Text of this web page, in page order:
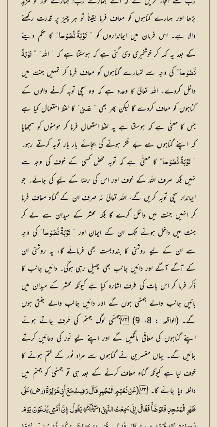
بڑھا اور ہمارے گناہوں کو معاف فرما یقیناً تو ہر چیز پر قدرت رکھنے
والا ہے۔ اس فرمان میں ایمانداروں کو ”تَوْبَۃً نَّصُوْحا“ کا حکم دینے
کے بعد یہ کہہ کر خوشخبری دی گئی ہے کہ ہوسکتا ہے کہ ” اللہ“ ” تَوْبَۃً
نَّصُوْحا“ کی وجہ سے تمہارے گناہوں کو معاف فرما کر تمہیں جنت میں
داخل کردے۔ اللہ تعالیٰ کا وعدہ ہے کہ وہ سچی توبہ کرنے والوں کے
گناہوں کو معاف کردے گا لیکن پھر بھی ”عَسیٰ“ کا لفظ استعمال کیا ہے
جس کا معنٰی ہے کہ ہوسکتا ہے یہ لفظ استعمال فرما کر مومنوں کو سمجھایا
کہ اپنے گناہوں سے بے فکر ہونے کی بجائے بار بار توبہ کرتے رہو۔
”تَوْبَۃً نَّصُوْحا“ کا معنٰی ہے کہ توبہ محض کسی کے خوف کی وجہ سے
نہیں بلکہ صرف اللہ کے خوف اور اس کی رضا کے لیے کی جائے۔ جو
ایماندار سچی توبہ کریں گے، اللہ تعالیٰ نہ صرف ان کے گناہ معاف فرما
کر انہیں جنت میں داخل کرے گا بلکہ محشر کے میدان سے لے کر
جنت میں داخل ہونے تک ان کے ایمان اور ” تَوْبَۃً نَّصُوْحا“ کی وجہ
سے ان کے لیے روشنی کا بندوبست بھی فرمائے گا، یہ روشنی ان
کے آگے آگے اور دائیں جانب بھی پھیل رہی ہوگی۔ دائیں جانب کا
ذکر فرما کر اس بات کی طرف اشارہ کیا ہے کیونکہ محشر کے میدان میں
بائیں جانب والے جہنمی ہوں گے اور دائیں جانب والے جنتی ہوں
گے۔ (الواقعہ : 8، 9) جہنمی لوگ جہنم کی طرف جاتے ہوئے
اپنے گناہوں کی معافی مانگیں گے اور اپنے لیے نور کی دعائیں کرتے
جائیں گے۔ یہاں مفسرین نے گناہوں سے مراد نور کے ختم ہونے کا
خوف لیا ہے کیونکہ گناہ معاف کرنے کے بعد ہی تو جہنمی کو جہنم میں
داخلہ دیا جائے گا۔ (عَنْ نُعَیْمٍ الْمُجْمِرِ قَالَ رَقِیتُ مَعَ أَبِی ہُرَیْرَۃَ (رض) عَلَی
ظَہْرِ الْمَسْجِدِ فَتَوَضَّأَ فَقَالَ إِنِّی سَمِعْتُ النَّبِیَّ (ﷺ) یَقُولُ :إِنَّ أُمَّتِی یُدْعَوْنَ یَوْمَ